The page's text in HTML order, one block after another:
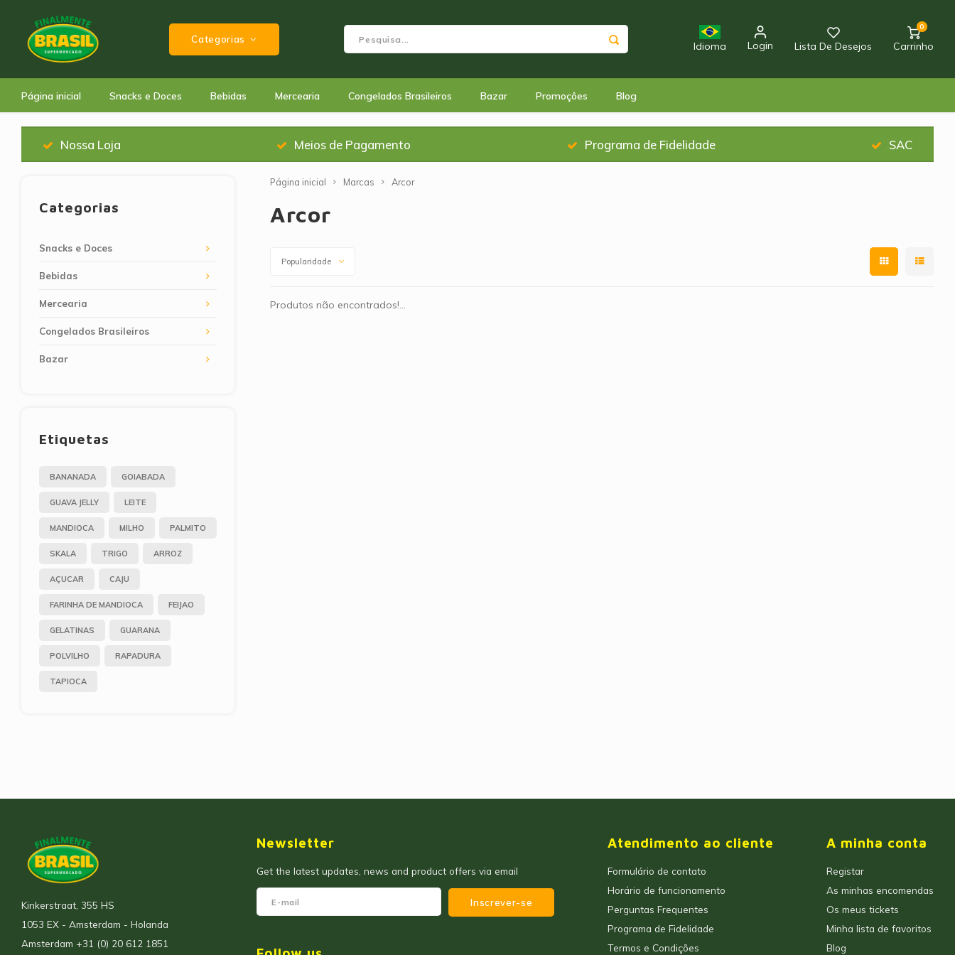
Categorias
Idioma Login Lista De Desejos
0
Carrinho
Página inicial Snacks e Doces Bebidas Mercearia Congelados Brasileiros Bazar Promoçôes Blog
Nossa Loja Meios de Pagamento Programa de Fidelidade SAC
Categorias
Snacks e Doces
Bebidas
Mercearia
Congelados Brasileiros
Bazar
Etiquetas
BANANADA GOIABADA
GUAVA JELLY LEITE
MANDIOCA MILHO PALMITO
SKALA TRIGO ARROZ
AÇUCAR CAJU
FARINHA DE MANDIOCA FEIJAO
GELATINAS GUARANA
POLVILHO RAPADURA
TAPIOCA
Página inicial Marcas Arcor
Arcor
Popularidade
Produtos não encontrados!...
Kinkerstraat, 355 HS
1053 EX - Amsterdam - Holanda
Amsterdam +31 (0) 20 612 1851
Newsletter
Get the latest updates, news and product offers via email
Inscrever-se
Atendimento ao cliente
Formulário de contato
Horário de funcionamento
Perguntas Frequentes
Programa de Fidelidade
Termos e Condições
A minha conta
Registar
As minhas encomendas
Os meus tickets
Minha lista de favoritos
Blog